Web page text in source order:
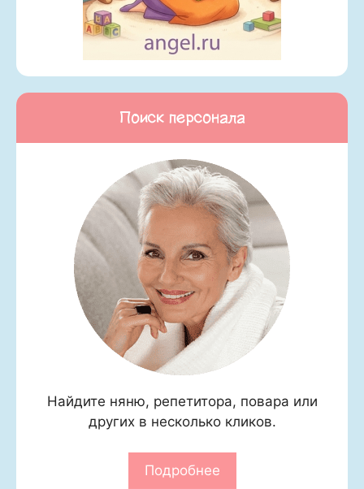
Поиск персонала
Найдите няню, репетитора, повара или
других в несколько кликов.
Подробнее